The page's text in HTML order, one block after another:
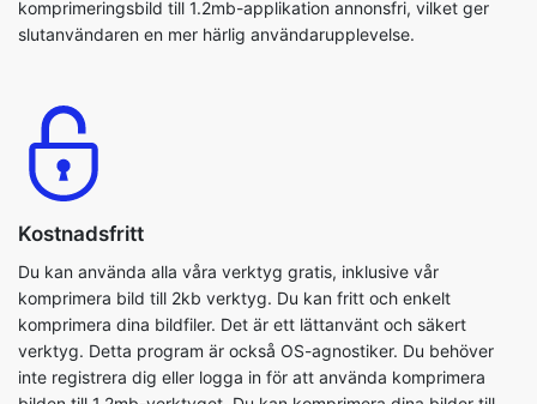
Kostnadsfritt
Du kan använda alla våra verktyg gratis, inklusive vår
komprimera dina bildfiler. Det är ett lättanvänt och säkert
verktyg. Detta program är också OS-agnostiker. Du behöver
inte registrera dig eller logga in för att använda komprimera
bilden till 1.2mb-verktyget. Du kan komprimera dina bilder till
2kb så många gånger du vill.